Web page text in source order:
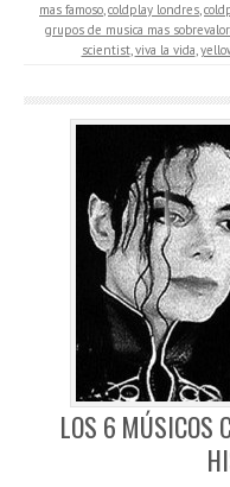
mas famoso,coldplay londres,
grupos de musica mas
scientist,viva la vida,
LOS 6 MÚSICOS